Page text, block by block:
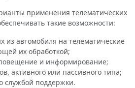
применения телематических
такие возможности:
из автомобиля на телематические
их обработкой;
и информирование;
активного или пассивного типа;
службой поддержки.